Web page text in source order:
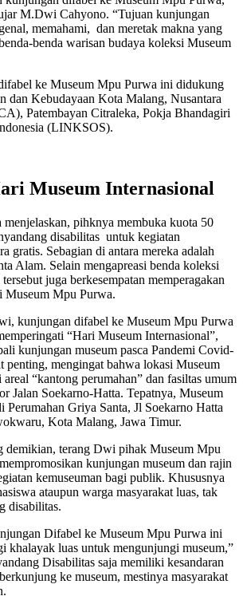
M.Dwi Cahyono. “Tujuan kunjungan
memahami, dan meretak makna yang
benda warisan budaya koleksi Museum
ke Museum Mpu Purwa ini didukung
dan Kebudayaan Kota Malang, Nusantara
Patembayan Citraleka, Pokja Bhandagiri
(LINKSOS).
Museum Internasional
menjelaskan, pihknya membuka kuota 50
disabilitas untuk kegiatan
gratis. Sebagian di antara mereka adalah
Alam. Selain mengapreasi benda koleksi
juga berkesempatan memperagakan
Museum Mpu Purwa.
kunjungan difabel ke Museum Mpu Purwa
“Hari Museum Internasional”,
kunjungan museum pasca Pandemi Covid-
penting, mengingat bahwa lokasi Museum
“kantong perumahan” dan fasiltas umum
Jalan Soekarno-Hatta. Tepatnya, Museum
Perumahan Griya Santa, Jl Soekarno Hatta
Kota Malang, Jawa Timur.
demikian, terang Dwi pihak Museum Mpu
kunjungan museum dan rajin
kemuseuman bagi publik. Khususnya
ataupun warga masyarakat luas, tak
disabilitas.
Difabel ke Museum Mpu Purwa ini
khalayak luas untuk mengunjungi museum,”
Disabilitas saja memiliki kesandaran
ke museum, mestinya masyarakat